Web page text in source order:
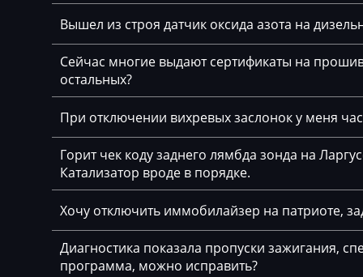
Ausa
AVR
BAIC
Bajaj
Basak
Bauer
BAW
Bell
Вышел из строя датчик оксида азота на
Сейчас многие выдают сертификаты на
остальных?
При отключении вихревых заслонок у меня
Горит чек коду заднего лямбда зонда на
Катализатор вроде в порядке.
Хочу отключить иммобилайзер на патриоте,
Диагностика показала пропуски зажигания,
программа, можно исправить?